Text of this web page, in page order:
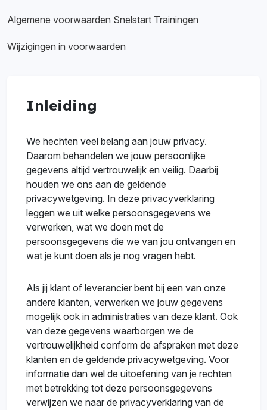
Algemene voorwaarden Snelstart Trainingen
Wijzigingen in voorwaarden
Inleiding
We hechten veel belang aan jouw privacy.
Daarom behandelen we jouw persoonlijke
gegevens altijd vertrouwelijk en veilig. Daarbij
houden we ons aan de geldende
privacywetgeving. In deze privacyverklaring
leggen we uit welke persoonsgegevens we
verwerken, wat we doen met de
persoonsgegevens die we van jou ontvangen en
wat je kunt doen als je nog vragen hebt.
Als jij klant of leverancier bent bij een van onze
andere klanten, verwerken we jouw gegevens
mogelijk ook in administraties van deze klant. Ook
van deze gegevens waarborgen we de
vertrouwelijkheid conform de afspraken met deze
klanten en de geldende privacywetgeving. Voor
informatie dan wel de uitoefening van je rechten
met betrekking tot deze persoonsgegevens
verwijzen we naar de privacyverklaring van de